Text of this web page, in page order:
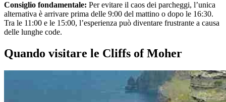
Consiglio fondamentale: Per evitare il caos dei parcheggi, l’unica
alternativa è arrivare prima delle 9:00 del mattino o dopo le 16:30.
Tra le 11:00 e le 15:00, l’esperienza può diventare frustrante a causa
delle lunghe code.
Quando visitare le Cliffs of Moher